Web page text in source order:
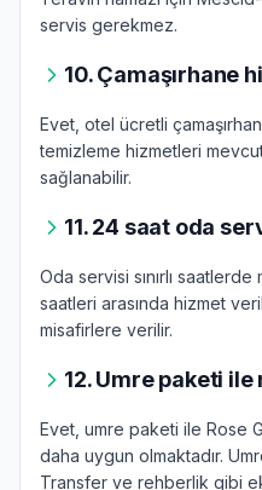
servis gerekmez.
10. Çamaşırhane
Evet, otel ücretli
temizleme hizmetleri
sağlanabilir.
11. 24 saat oda
Oda servisi sınırlı
saatleri arasında hizmet
misafirlere verilir.
12. Umre paketi
Evet, umre paketi ile Rose
daha uygun olmaktadır.
Transfer ve rehberlik gibi